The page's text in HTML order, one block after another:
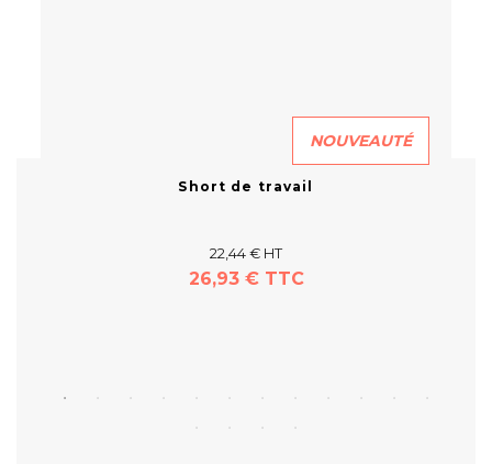
NOUVEAUTÉ
Short de travail
22,44 € HT
26,93 € TTC